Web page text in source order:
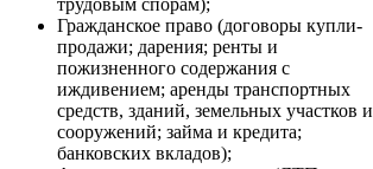
трудовым спорам);
Гражданское право (договоры купли-
продажи; дарения; ренты и
пожизненного содержания с
иждивением; аренды транспортных
средств, зданий, земельных участков и
сооружений; займа и кредита;
банковских вкладов);